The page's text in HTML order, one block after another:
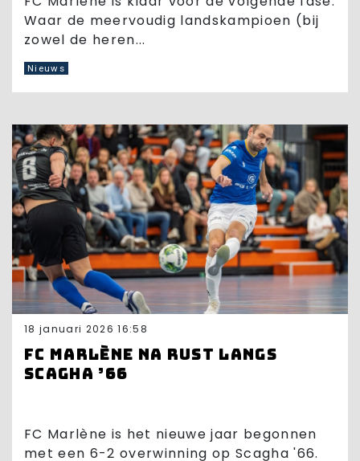
Waar de meervoudig landskampioen (bij
zowel de heren...
Nieuws
18 januari 2026 16:58
FC Marlène na rust langs
Scagha ’66
FC Marlène is het nieuwe jaar begonnen
met een 6-2 overwinning op Scagha '66.